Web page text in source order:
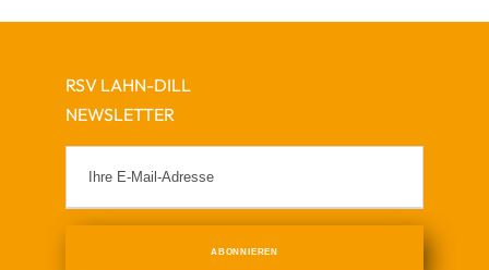
RSV LAHN-DILL
NEWSLETTER